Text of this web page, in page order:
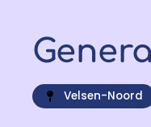
Velsen-Noord